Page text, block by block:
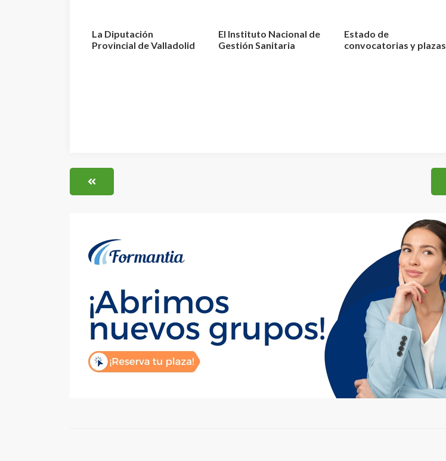
La Diputación
Provincial de Valladolid
El Instituto Nacional de
Gestión Sanitaria
Estado de
convocatorias y plazas